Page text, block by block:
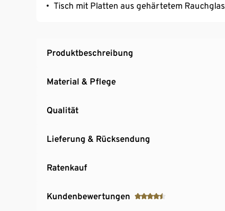
Tisch mit Platten aus gehärtetem Rauchglas
Produktbeschreibung
Material & Pflege
Qualität
Lieferung & Rücksendung
Ratenkauf
Kundenbewertungen